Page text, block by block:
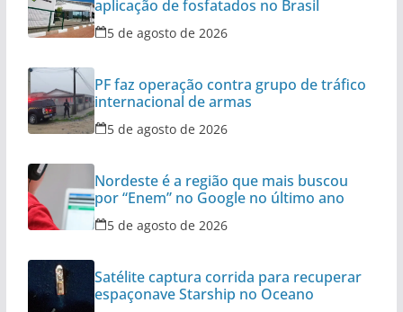
aplicação de fosfatados no Brasil
5 de agosto de 2026
PF faz operação contra grupo de tráfico
internacional de armas
5 de agosto de 2026
Nordeste é a região que mais buscou
por “Enem” no Google no último ano
5 de agosto de 2026
Satélite captura corrida para recuperar
espaçonave Starship no Oceano